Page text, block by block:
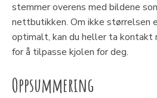
stemmer overens med bildene
nettbutikken. Om ikke størrelsen
optimalt, kan du heller ta kontakt
for å tilpasse kjolen for deg.
Oppsummering